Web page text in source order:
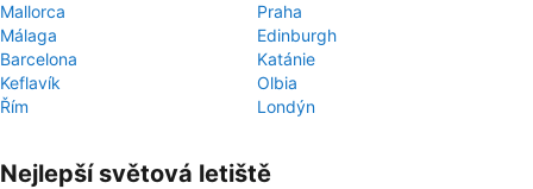
Mallorca
Praha
Málaga
Edinburgh
Barcelona
Katánie
Keflavík
Olbia
Řím
Londýn
Nejlepší světová letiště